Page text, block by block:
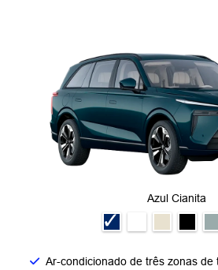
Azul Cianita
Ar-condicionado de três zonas de